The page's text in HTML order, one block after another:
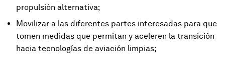
propulsión alternativa;
Movilizar a las diferentes partes interesadas para que
tomen medidas que permitan y aceleren la transición
hacia tecnologías de aviación limpias;